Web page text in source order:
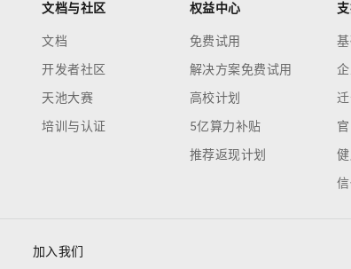
文档与社区
文档
开发者社区
天池大赛
培训与认证
权益中心
免费试用
解决方案免费试用
高校计划
5亿算力补贴
推荐返现计划
加入我们